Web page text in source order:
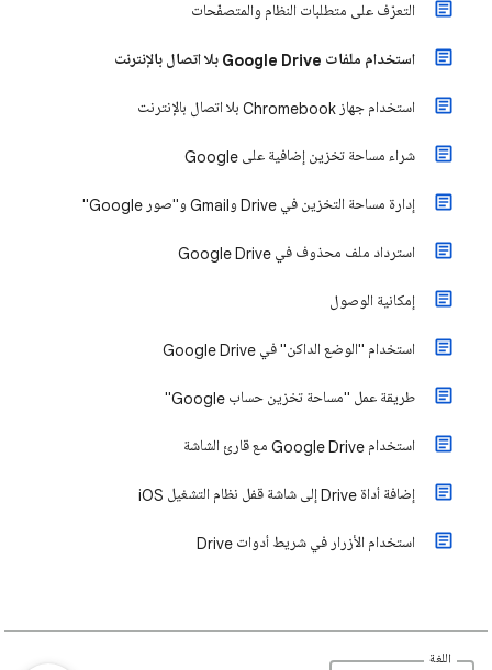
التعرّف على متطلبات النظام والمتصفّحات
استخدام ملفات Google Drive بلا اتصال بالإنترنت
استخدام جهاز Chromebook بلا اتصال بالإنترنت
شراء مساحة تخزين إضافية على Google
إدارة مساحة التخزين في Drive وGmail و"صور Google"
استرداد ملف محذوف في Google Drive
إمكانية الوصول
استخدام "الوضع الداكن" في Google Drive
طريقة عمل "مساحة تخزين حساب Google"
استخدام Google Drive مع قارئ الشاشة
إضافة أداة Drive إلى شاشة قفل نظام التشغيل iOS
استخدام الأزرار في شريط أدوات Drive
اللغة